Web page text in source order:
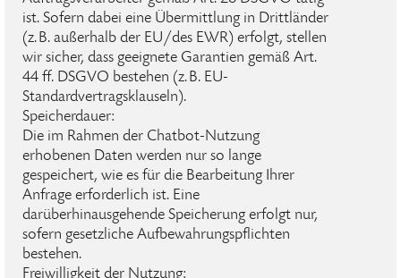
ist. Sofern dabei eine Übermittlung in Drittländer
(z. B. außerhalb der EU/des EWR) erfolgt, stellen
wir sicher, dass geeignete Garantien gemäß Art.
44 ff. DSGVO bestehen (z. B. EU-
Standardvertragsklauseln).
Speicherdauer:
Die im Rahmen der Chatbot-Nutzung
erhobenen Daten werden nur so lange
gespeichert, wie es für die Bearbeitung Ihrer
Anfrage erforderlich ist. Eine
darüberhinausgehende Speicherung erfolgt nur,
sofern gesetzliche Aufbewahrungspflichten
bestehen.
Freiwilligkeit der Nutzung: